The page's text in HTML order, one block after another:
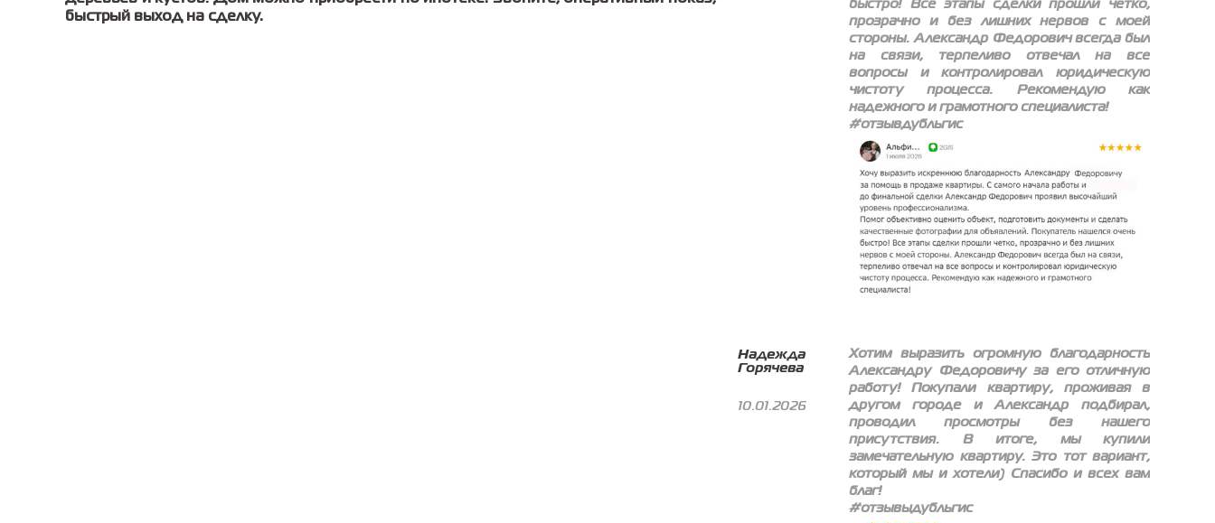
быстрый выход на сделку.
быстро! Все этапы сделки прошли четко,
прозрачно и без лишних нервов с моей
стороны. Александр Федорович всегда был
на связи, терпеливо отвечал на все
вопросы и контролировал юридическую
чистоту процесса. Рекомендую как
надежного и грамотного специалиста!
#отзывдубльгис
Надежда
Горячева
10.01.2026
Хотим выразить огромную благодарность
Александру Федоровичу за его отличную
работу! Покупали квартиру, проживая в
другом городе и Александр подбирал,
проводил просмотры без нашего
присутствия. В итоге, мы купили
замечательную квартиру. Это тот вариант,
который мы и хотели) Спасибо и всех вам
благ!
#отзывыдубльгис